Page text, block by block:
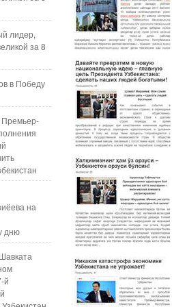
лидер,
за 8
в Победу
на
дню
й